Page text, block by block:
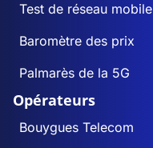
Test de réseau mobile
Baromètre des prix
Palmarès de la 5G
Opérateurs
Bouygues Telecom